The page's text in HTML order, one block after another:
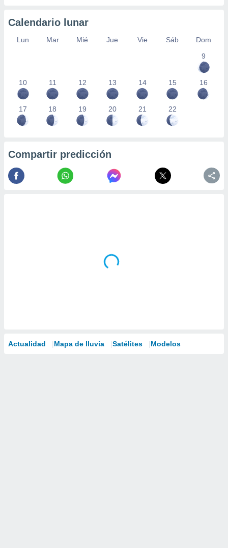
Calendario lunar
Lun Mar Mié Jue Vie Sáb
Dom
9
10 11 12 13 14 15 16
17 18 19 20 21 22
Compartir predicción
Actualidad Mapa de lluvia Satélites Modelos